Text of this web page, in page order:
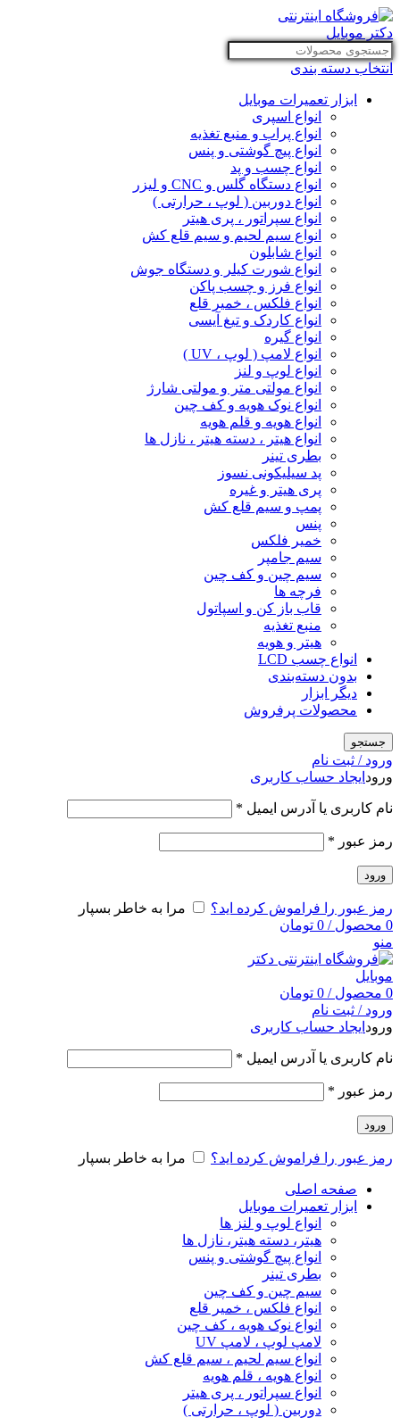
انتخاب دسته بندی
ابزار تعمیرات موبایل
انواع اسپری
انواع پراب و منبع تغذیه
انواع پیچ گوشتی و پنس
انواع چسب و پد
انواع دستگاه گلس و CNC و لیزر
انواع دوربین ( لوپ ، حرارتی )
انواع سپراتور ، پری هیتر
انواع سیم لحیم و سیم قلع کش
انواع شابلون
انواع شورت کیلر و دستگاه جوش
انواع فرز و چسب پاکن
انواع فلکس ، خمیر قلع
انواع کاردک و تیغ آیسی
انواع گیره
انواع لامپ ( لوپ ، UV )
انواع لوپ و لنز
انواع مولتی متر و مولتی شارژ
انواع نوک هویه و کف چین
انواع هویه و قلم هویه
انواع هیتر ، دسته هیتر ، نازل ها
بطری تینر
پد سیلیکونی نسوز
پری هیتر و غیره
پمپ و سیم قلع کش
پنس
خمیر فلکس
سیم جامپر
سیم چین و کف چین
فرچه ها
قاب باز کن و اسپاتول
منبع تغذیه
هیتر و هویه
انواع چسب LCD
بدون دسته‌بندی
دیگر ابزار
محصولات پرفروش
جستجو
ورود / ثبت نام
ورود ایجاد حساب کاربری
نام کاربری یا آدرس ایمیل *
رمز عبور *
ورود
رمز عبور را فراموش کرده اید؟
مرا به خاطر بسپار
0 محصول /
0 تومان
منو
0 محصول /
0 تومان
ورود / ثبت نام
ورود ایجاد حساب کاربری
نام کاربری یا آدرس ایمیل *
رمز عبور *
ورود
رمز عبور را فراموش کرده اید؟ مرا به خاطر بسپار
صفحه اصلی
ابزار تعمیرات موبایل
انواع لوپ و لنز ها
هیتر، دسته هیتر، نازل ها
انواع پیچ‌ گوشتی و پنس
بطری تینر
سیم چین و کف چین
انواع فلکس ، خمیر قلع
انواع نوک هویه ، کف چین
لامپ لوپ ، لامپ UV
انواع سیم لحیم ، سیم قلع کش
انواع هویه ، قلم هویه
انواع سپراتور ، پری هیتر
دوربین ( لوپ ، حرارتی )